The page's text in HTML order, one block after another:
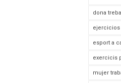
dona
ejercicios
esport a
exercicis
mujer